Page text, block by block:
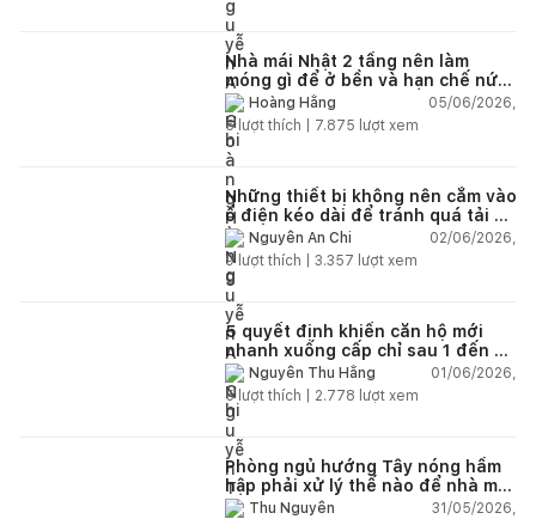
Nhà mái Nhật 2 tầng nên làm
móng gì để ở bền và hạn chế nứt
lún?Hoàng Hằng
05/06/2026,
5lượt thích | 7.875 lượt xem
Những thiết bị không nên cắm vào
ổ điện kéo dài để tránh quá tải và
chập cháy trong nhà
Nguyễn An Chi
02/06/2026,
9lượt thích | 3.357 lượt xem
5 quyết định khiến căn hộ mới
nhanh xuống cấp chỉ sau 1 đến 2
nămNguyễn Thu Hằng
01/06/2026,
5lượt thích | 2.778 lượt xem
Phòng ngủ hướng Tây nóng hầm
hập phải xử lý thế nào để nhà mát
hơn?Thu Nguyễn
31/05/2026,